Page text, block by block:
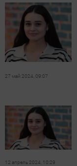
27 май 2024, 09:07
12 апрель 2024, 10:29